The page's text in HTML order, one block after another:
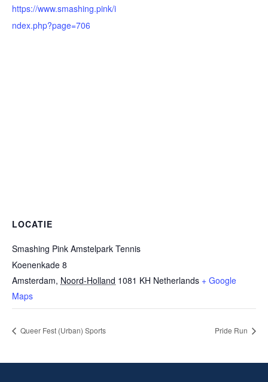
https://www.smashing.pink/i
ndex.php?page=706
LOCATIE
Smashing Pink Amstelpark Tennis
Koenenkade 8
Amsterdam, Noord-Holland 1081 KH Netherlands + Google
Maps
Queer Fest (Urban) Sports Pride Run